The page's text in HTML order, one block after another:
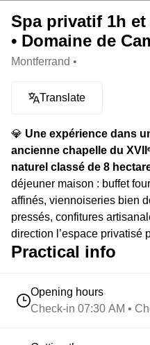
Spa privatif 1h
• Domaine de
Montferrand •
Translate
💎 Une expérience dans
ancienne chapelle du
naturel classé de 8
déjeuner maison : buffet
affinés, viennoiseries bien
pressés, confitures
direction l’espace privatisé
spa comprenant un bain
Practical info
Opening hours
Check-in 07:30 AM •